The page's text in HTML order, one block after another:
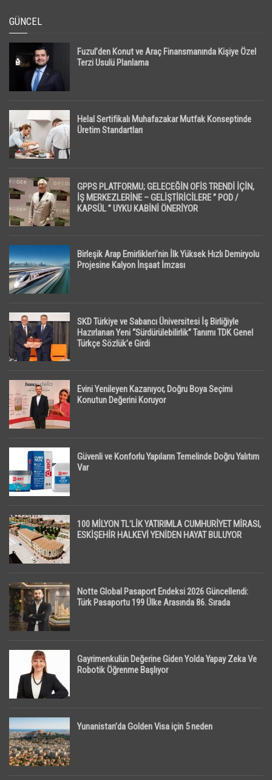
GÜNCEL
Fuzul’den Konut ve Araç Finansmanında Kişiye Özel
Terzi Usulü Planlama
Helal Sertifikalı Muhafazakar Mutfak Konseptinde
Üretim Standartları
GPPS PLATFORMU; GELECEĞİN OFİS TRENDİ İÇİN,
İŞ MERKEZLERİNE – GELİŞTİRİCİLERE ” POD /
KAPSÜL ” UYKU KABİNİ ÖNERİYOR
Birleşik Arap Emirlikleri’nin İlk Yüksek Hızlı Demiryolu
Projesine Kalyon İnşaat İmzası
SKD Türkiye ve Sabancı Üniversitesi İş Birliğiyle
Hazırlanan Yeni “Sürdürülebilirlik” Tanımı TDK Genel
Türkçe Sözlük’e Girdi
Evini Yenileyen Kazanıyor, Doğru Boya Seçimi
Konutun Değerini Koruyor
Güvenli ve Konforlu Yapıların Temelinde Doğru Yalıtım
Var
100 MİLYON TL’LİK YATIRIMLA CUMHURİYET MİRASI,
ESKİŞEHİR HALKEVİ YENİDEN HAYAT BULUYOR
Notte Global Pasaport Endeksi 2026 Güncellendi:
Türk Pasaportu 199 Ülke Arasında 86. Sırada
Gayrimenkulün Değerine Giden Yolda Yapay Zeka Ve
Robotik Öğrenme Başlıyor
Yunanistan’da Golden Visa için 5 neden